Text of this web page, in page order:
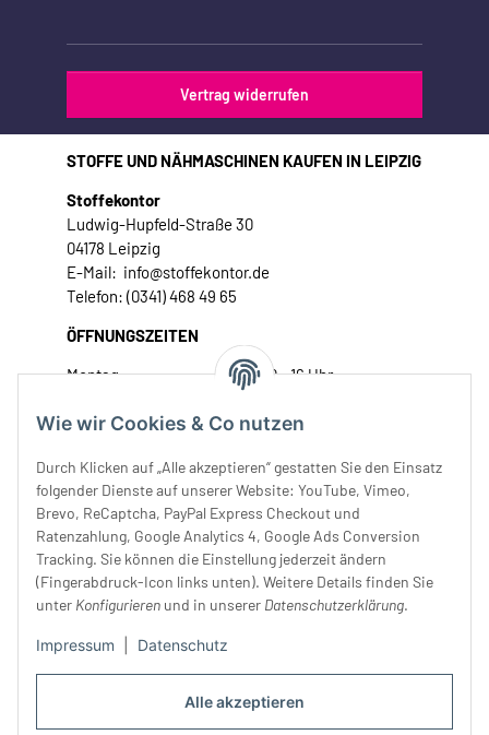
Alle akzeptieren
Wie wir Cookies & Co nutzen
Durch Klicken auf „Alle akzeptieren“ gestatten Sie den Einsatz
folgender Dienste auf unserer Website: YouTube, Vimeo,
Brevo, ReCaptcha, PayPal Express Checkout und
Ratenzahlung, Google Analytics 4, Google Ads Conversion
Tracking. Sie können die Einstellung jederzeit ändern
(Fingerabdruck-Icon links unten). Weitere Details finden Sie
unter Konfigurieren und in unserer Datenschutzerklärung.
Impressum Datenschutz
Vertrag widerrufen
STOFFE UND NÄHMASCHINEN KAUFEN IN LEIPZIG
Stoffekontor
Ludwig-Hupfeld-Straße 30
04178 Leipzig
E-Mail: info@stoffekontor.de
Telefon: (0341) 468 49 65
ÖFFNUNGSZEITEN
Montag:
10 - 16 Uhr
Mittwoch:
10 - 18 Uhr
Freitag:
10 - 18 Uhr
Samstag:
10 - 14 Uhr
Unser Service
Rechtliches